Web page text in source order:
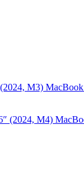
M3)
(2024, M4)